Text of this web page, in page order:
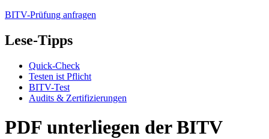
BITV-Prüfung anfragen
Lese-Tipps
Quick-Check
Testen ist Pflicht
BITV-Test
Audits & Zertifizierungen
PDF unterliegen der BITV